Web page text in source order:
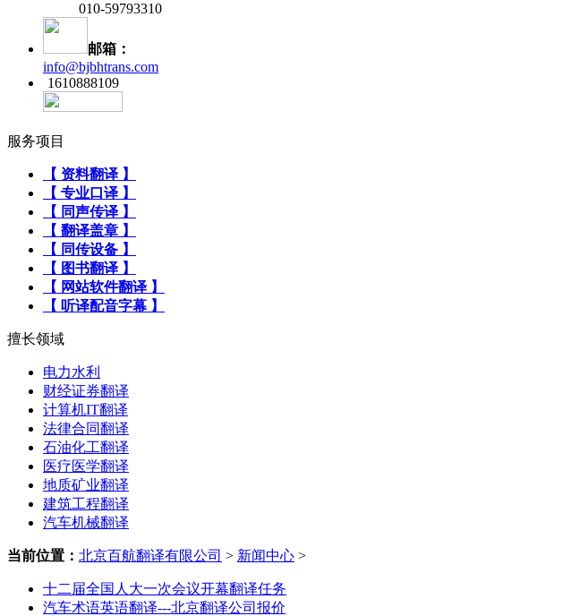
010-59793310
邮箱：
info@bjbhtrans.com
1610888109
服务项目
【 资料翻译 】
【 专业口译 】
【 同声传译 】
【 翻译盖章 】
【 同传设备 】
【 图书翻译 】
【 网站软件翻译 】
【 听译配音字幕 】
擅长领域
电力水利
财经证券翻译
计算机IT翻译
法律合同翻译
石油化工翻译
医疗医学翻译
地质矿业翻译
建筑工程翻译
汽车机械翻译
当前位置： 北京百航翻译有限公司 > 新闻中心 >
十二届全国人大一次会议开幕翻译任务
汽车术语英语翻译---北京翻译公司报价